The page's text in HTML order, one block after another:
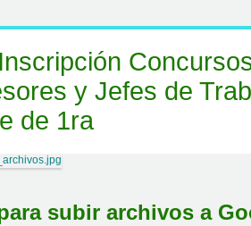
y Jefes de
de 1ra
subir archivos a